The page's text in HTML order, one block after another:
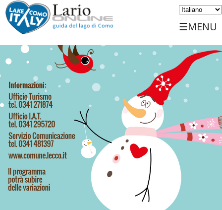
☰MENU
Home
Scopri
Viaggiare
Servizi
Eventi
Ospitalità